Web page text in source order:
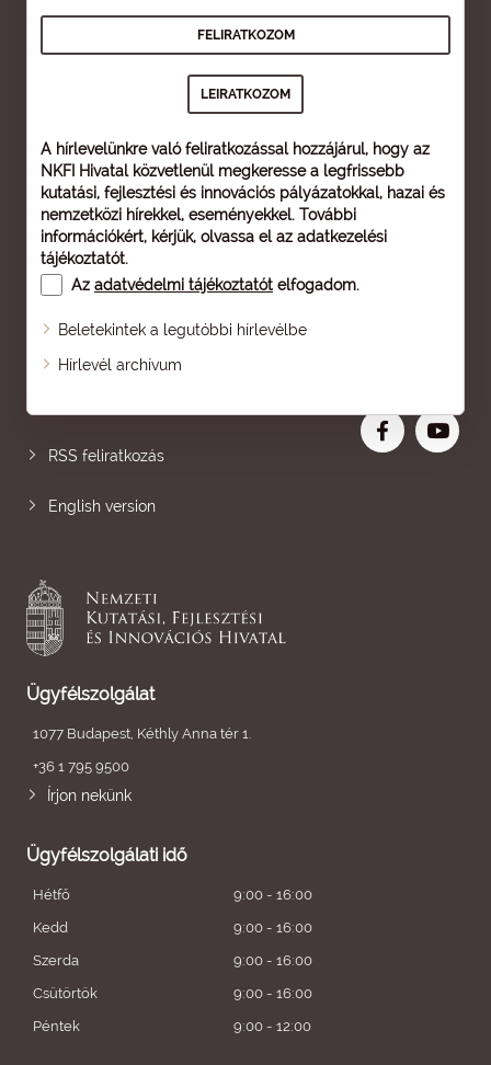
A hírlevelünkre való feliratkozással hozzájárul, hogy az
NKFI Hivatal közvetlenül megkeresse a legfrissebb
kutatási, fejlesztési és innovációs pályázatokkal, hazai és
nemzetközi hírekkel, eseményekkel. További
információkért, kérjük, olvassa el az adatkezelési
tájékoztatót.
Az adatvédelmi tájékoztatót elfogadom.
Beletekintek a legutóbbi hírlevélbe
Hírlevél archívum
Oldaltérkép
RSS feliratkozás
English version
Ügyfélszolgálat
1077 Budapest, Kéthly Anna tér 1.
+36 1 795 9500
Írjon nekünk
Ügyfélszolgálati idő
Hétfő
9:00 - 16:00
Kedd
9:00 - 16:00
Szerda
9:00 - 16:00
Csütörtök
9:00 - 16:00
Péntek
9:00 - 12:00